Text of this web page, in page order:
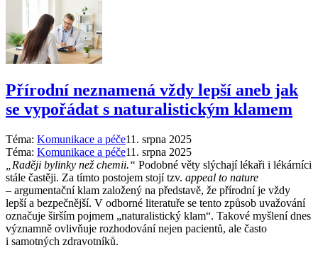
Přírodní neznamená vždy lepší aneb jak
se vypořádat s naturalistickým klamem
Téma: Komunikace a péče11. srpna 2025
Téma: Komunikace a péče11. srpna 2025
„Raději bylinky než chemii.“ Podobné věty slýchají lékaři i lékárníci
stále častěji. Za tímto postojem stojí tzv. appeal to nature
–⁠ argumentační klam založený na představě, že přírodní je vždy
lepší a bezpečnější. V odborné literatuře se tento způsob uvažování
označuje širším pojmem „naturalistický klam“. Takové myšlení dnes
významně ovlivňuje rozhodování nejen pacientů, ale často
i samotných zdravotníků.